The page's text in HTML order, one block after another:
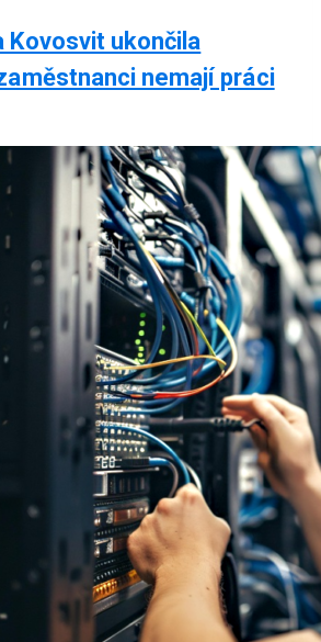
Kovosvit ukončila
nemají práci